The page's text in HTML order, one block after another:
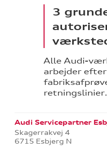
3
Alle Audi-
arbejder
retningslinier.
Audi Servicepartner
Skagerrakvej 4
6715 Esbjerg N